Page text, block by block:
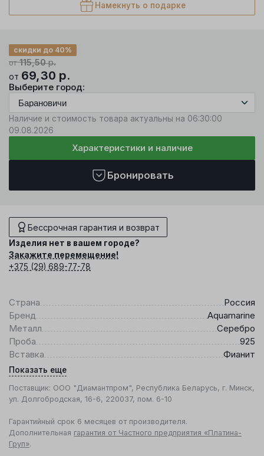
Намекнуть о подарке
от115,50р.
скидки до 40%
от 69,30 р.
Выберите город:
Наличие и стоимость товара актуальны на 06:30:00
09.08.2026
Характеристики и наличие
Бронировать
Бессрочная гарантия и возврат
Изделия нет в вашем городе?
Закажите перемещение!
+375 (29) 689-77-78
Страна
Россия
Бренд
Aquamarine
Металл
Серебро
Проба
925
Вставка
Фианит
Показать еще
Поставщик: ООО "Диамантпром", Республика Беларусь, г. Минск,
ул. Долгобродская, 16-6, 220037, пом. 6-10
Гарантийный срок 6 месяцев от производителя.
Дополнительная гарантия от Частного предприятия «Платина-
Груп».